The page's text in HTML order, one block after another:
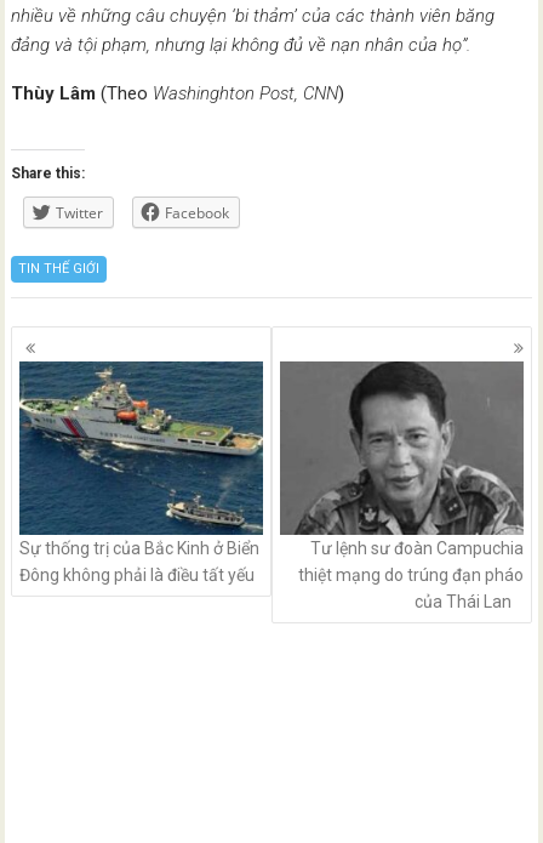
nhiều về những câu chuyện ‘bi thảm’ của các thành viên băng
đảng và tội phạm, nhưng lại không đủ về nạn nhân của họ”.
Thùy Lâm (Theo Washinghton Post, CNN)
Share this:
Twitter Facebook
TIN THẾ GIỚI
Posts
navigation
Sự thống trị của Bắc Kinh ở Biển
Đông không phải là điều tất yếu
Tư lệnh sư đoàn Campuchia
thiệt mạng do trúng đạn pháo
của Thái Lan